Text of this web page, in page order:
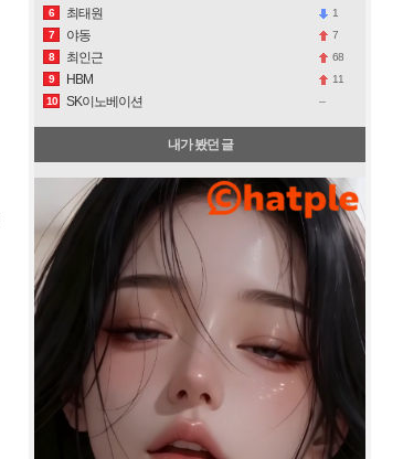
6
최태원
1
7
야동
7
8
최인근
68
9
HBM
11
10
SK이노베이션
내가 봤던 글